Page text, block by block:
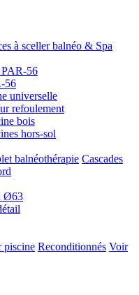
à sceller balnéo & Spa
56
56
universelle
refoulement
bois
hors-sol
balnéothérapie Cascades
Ø63
piscine Reconditionnés Voir